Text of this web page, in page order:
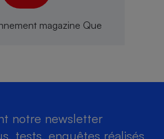
notre newsletter
tests, enquêtes réalisés